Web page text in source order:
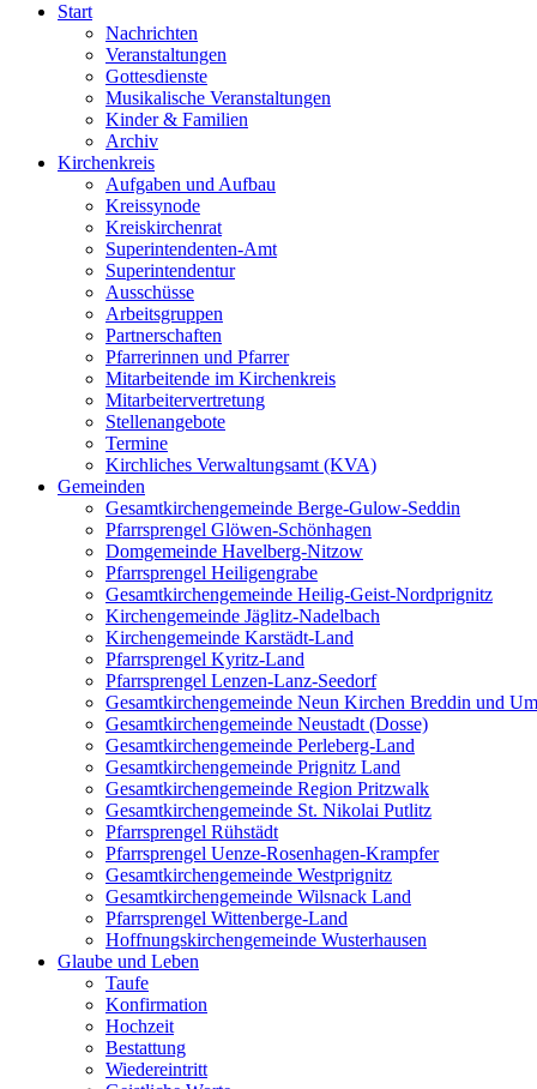
Start
Nachrichten
Veranstaltungen
Gottesdienste
Musikalische Veranstaltungen
Kinder & Familien
Archiv
Kirchenkreis
Aufgaben und Aufbau
Kreissynode
Kreiskirchenrat
Superintendenten-Amt
Superintendentur
Ausschüsse
Arbeitsgruppen
Partnerschaften
Pfarrerinnen und Pfarrer
Mitarbeitende im Kirchenkreis
Mitarbeitervertretung
Stellenangebote
Termine
Kirchliches Verwaltungsamt (KVA)
Gemeinden
Gesamtkirchengemeinde Berge-Gulow-Seddin
Pfarrsprengel Glöwen-Schönhagen
Domgemeinde Havelberg-Nitzow
Pfarrsprengel Heiligengrabe
Gesamtkirchengemeinde Heilig-Geist-Nordprignitz
Kirchengemeinde Jäglitz-Nadelbach
Kirchengemeinde Karstädt-Land
Pfarrsprengel Kyritz-Land
Pfarrsprengel Lenzen-Lanz-Seedorf
Gesamtkirchengemeinde Neun Kirchen Breddin und
Gesamtkirchengemeinde Neustadt (Dosse)
Gesamtkirchengemeinde Perleberg-Land
Gesamtkirchengemeinde Prignitz Land
Gesamtkirchengemeinde Region Pritzwalk
Gesamtkirchengemeinde St. Nikolai Putlitz
Pfarrsprengel Rühstädt
Pfarrsprengel Uenze-Rosenhagen-Krampfer
Gesamtkirchengemeinde Westprignitz
Gesamtkirchengemeinde Wilsnack Land
Pfarrsprengel Wittenberge-Land
Hoffnungskirchengemeinde Wusterhausen
Glaube und Leben
Taufe
Konfirmation
Hochzeit
Bestattung
Wiedereintritt